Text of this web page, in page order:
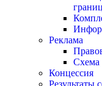
Реклама
Схема
Концессия
Результаты